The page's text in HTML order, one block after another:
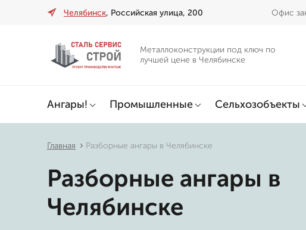
Челябинск, Российская улица, 200 Офис
Металлоконструкции под ключ по
лучшей цене в Челябинске
Ангары! Промышленные Сельхозобъекты
Главная Разборные ангары в Челябинске
Разборные ангары в
Челябинске